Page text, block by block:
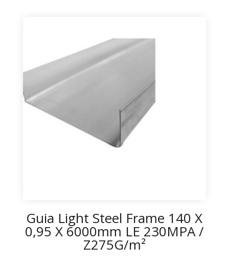
Guia Light Steel Frame 140 X
0,95 X 6000mm LE 230MPA /
Z275G/m²